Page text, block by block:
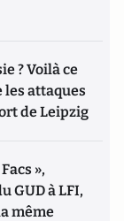
? Voilà ce
les attaques
de Leipzig
»,
GUD à LFI,
même